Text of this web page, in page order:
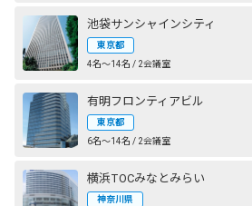
池袋サンシャインシティ
東京都
4名〜14名 / 2会議室
有明フロンティアビル
東京都
6名〜14名 / 2会議室
横浜TOCみなとみらい
神奈川県